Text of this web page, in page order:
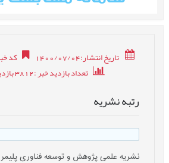
تاریخ انتشار:1400/07/04 کد خبر
تعداد بازدید خبر:3812
رتبه نشریه
نشریه علمی پژوهش و توسعه فناوری پلیمر